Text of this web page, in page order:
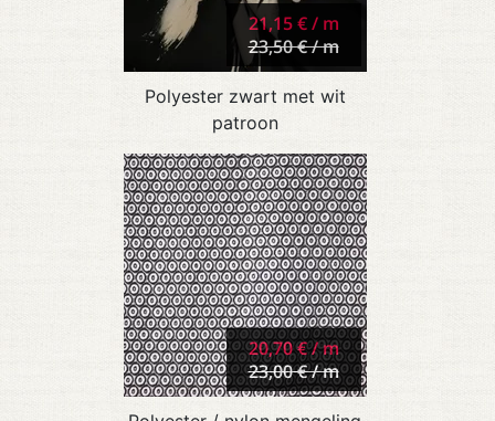
21,15 € / m
23,50 € / m
Polyester zwart met wit
patroon
20,70 € / m
23,00 € / m